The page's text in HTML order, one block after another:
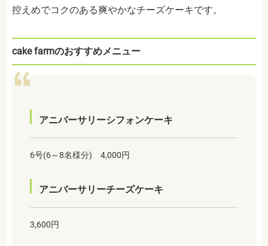
控えめでコクのある爽やかなチーズケーキです。
cake farmのおすすめメニュー
アニバーサリーシフォンケーキ
6号(6～8名様分) 4,000円
アニバーサリーチーズケーキ
3,600円